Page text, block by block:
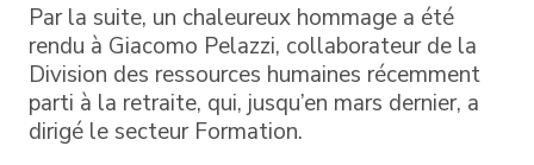
Par la suite, un chaleureux hommage a été
rendu à Giacomo Pelazzi, collaborateur de la
Division des ressources humaines récemment
parti à la retraite, qui, jusqu’en mars dernier, a
dirigé le secteur Formation.